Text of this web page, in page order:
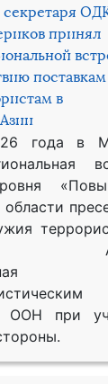
секретаря
принял
поставкам
в
года в
ООН при